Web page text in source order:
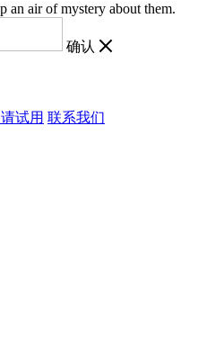
an air of mystery about them.
确认
试用 联系我们